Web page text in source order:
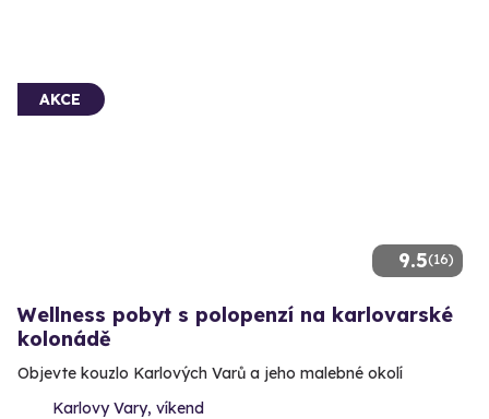
9.5(16)
AKCE
Wellness pobyt s polopenzí na karlovarské
kolonádě
Objevte kouzlo Karlových Varů a jeho malebné okolí
Karlovy Vary, víkend